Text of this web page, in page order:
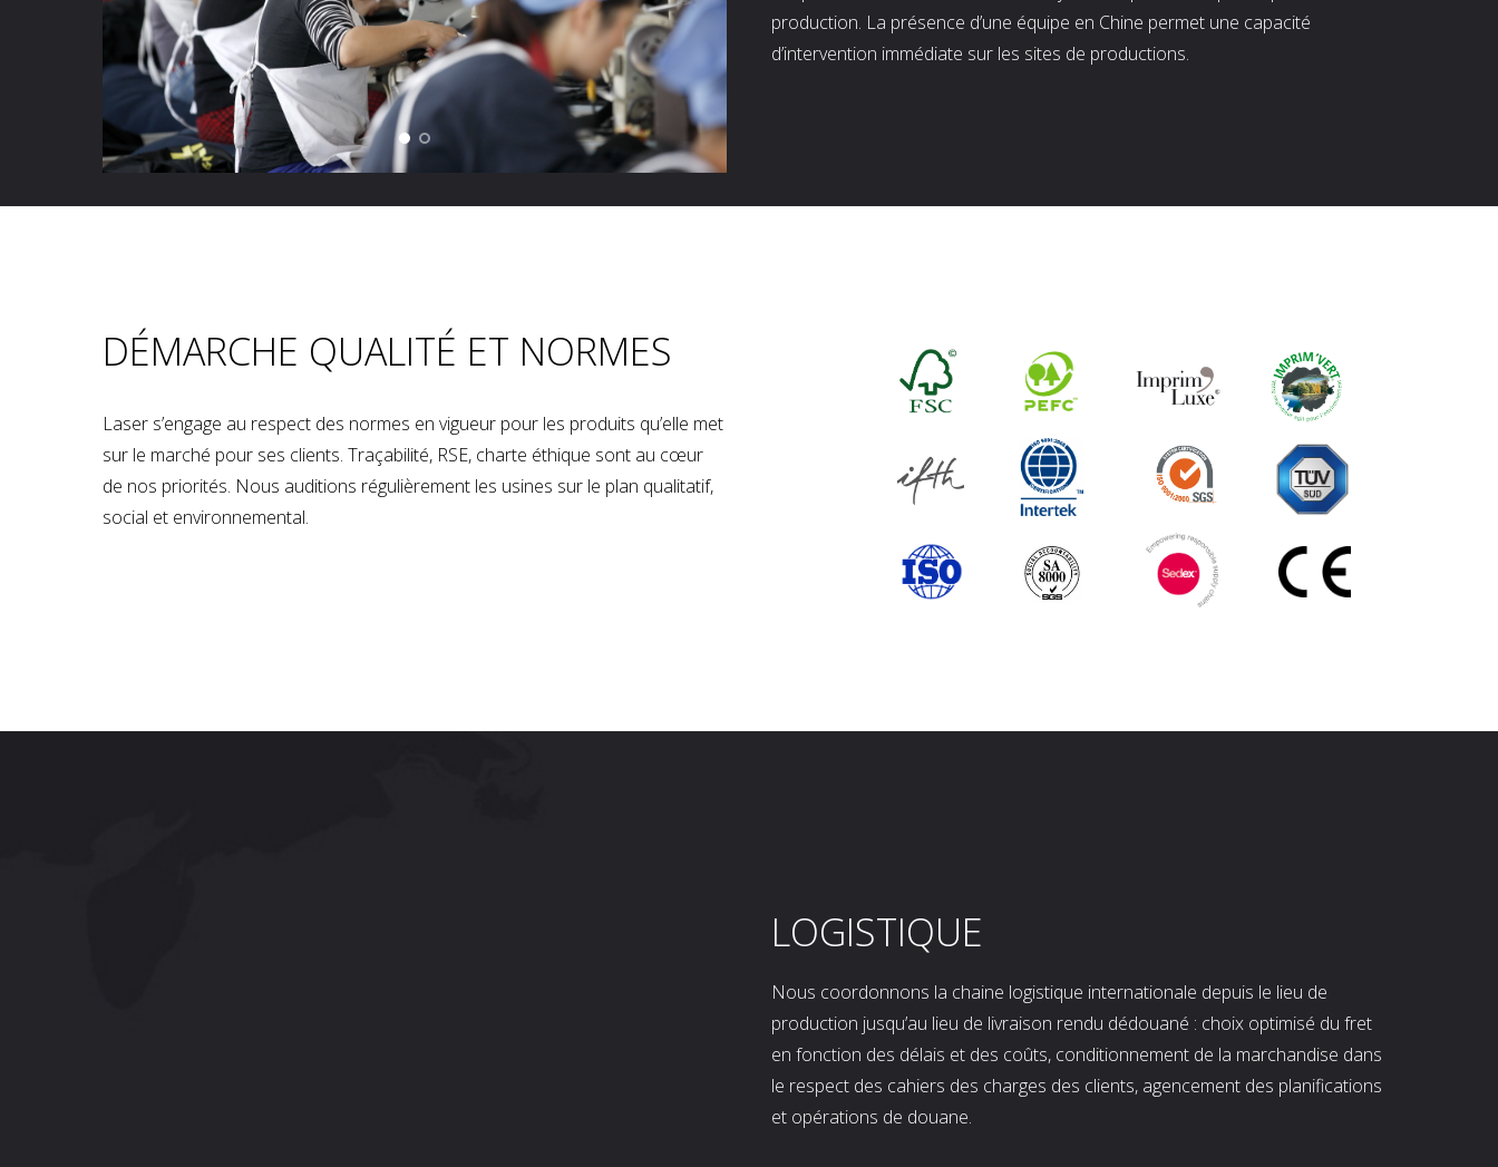
production. La présence d’une équipe en Chine permet une capacité
d’intervention immédiate sur les sites de productions.
DÉMARCHE QUALITÉ ET NORMES
Laser s’engage au respect des normes en vigueur pour les produits qu’elle met
sur le marché pour ses clients. Traçabilité, RSE, charte éthique sont au cœur
de nos priorités. Nous auditions régulièrement les usines sur le plan qualitatif,
social et environnemental.
LOGISTIQUE
Nous coordonnons la chaine logistique internationale depuis le lieu de
production jusqu’au lieu de livraison rendu dédouané : choix optimisé du fret
en fonction des délais et des coûts, conditionnement de la marchandise dans
le respect des cahiers des charges des clients, agencement des planifications
et opérations de douane.